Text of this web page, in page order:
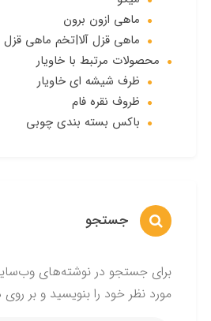
ماهی ازون برون
ماهی قزل آلا|تخم ماهی قزل
محصولات مرتبط با خاویار
ظرف شیشه ای خاویار
ظروف نقره فام
باکس بسته بندی چوبی
جستجو
برای جستجو در نوشته‌های
مورد نظر خود را بنویسید و بر